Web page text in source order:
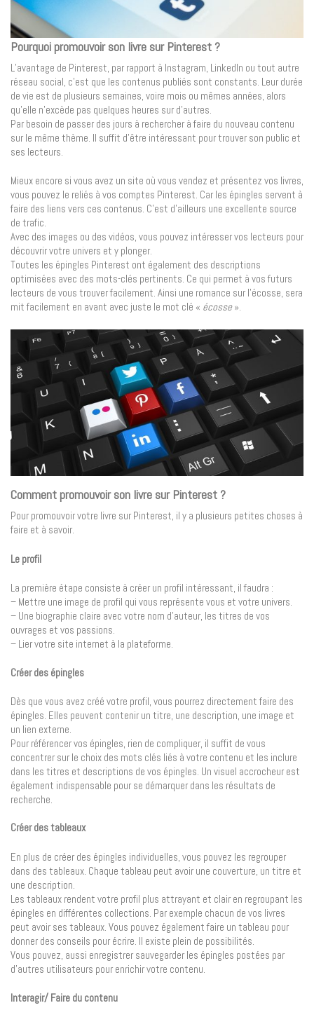
Pourquoi promouvoir son livre sur Pinterest ?
L’avantage de Pinterest, par rapport à Instagram, LinkedIn ou tout autre
réseau social, c’est que les contenus publiés sont constants. Leur durée
de vie est de plusieurs semaines, voire mois ou mêmes années, alors
qu’elle n’excède pas quelques heures sur d’autres.
Par besoin de passer des jours à rechercher à faire du nouveau contenu
sur le même thème. Il suffit d’être intéressant pour trouver son public et
ses lecteurs.
Mieux encore si vous avez un site où vous vendez et présentez vos livres,
vous pouvez le reliés à vos comptes Pinterest. Car les épingles servent à
faire des liens vers ces contenus. C’est d’ailleurs une excellente source
de trafic.
Avec des images ou des vidéos, vous pouvez intéresser vos lecteurs pour
découvrir votre univers et y plonger.
Toutes les épingles Pinterest ont également des descriptions
optimisées avec des mots-clés pertinents. Ce qui permet à vos futurs
lecteurs de vous trouver facilement. Ainsi une romance sur l’écosse, sera
mit facilement en avant avec juste le mot clé « écosse».
Comment promouvoir son livre sur Pinterest ?
Pour promouvoir votre livre sur Pinterest, il y a plusieurs petites choses à
faire et à savoir.
Le profil
La première étape consiste à créer un profil intéressant, il faudra :
– Mettre une image de profil qui vous représente vous et votre univers.
– Une biographie claire avec votre nom d’auteur, les titres de vos
ouvrages et vos passions.
– Lier votre site internet à la plateforme.
Créer des épingles
Dès que vous avez créé votre profil, vous pourrez directement faire des
épingles. Elles peuvent contenir un titre, une description, une image et
un lien externe.
Pour référencer vos épingles, rien de compliquer, il suffit de vous
concentrer sur le choix des mots clés liés à votre contenu et les inclure
dans les titres et descriptions de vos épingles. Un visuel accrocheur est
également indispensable pour se démarquer dans les résultats de
recherche.
Créer des tableaux
En plus de créer des épingles individuelles, vous pouvez les regrouper
dans des tableaux. Chaque tableau peut avoir une couverture, un titre et
une description.
Les tableaux rendent votre profil plus attrayant et clair en regroupant les
épingles en différentes collections. Par exemple chacun de vos livres
peut avoir ses tableaux. Vous pouvez également faire un tableau pour
donner des conseils pour écrire. Il existe plein de possibilités.
Vous pouvez, aussi enregistrer sauvegarder les épingles postées par
d’autres utilisateurs pour enrichir votre contenu.
Interagir/ Faire du contenu